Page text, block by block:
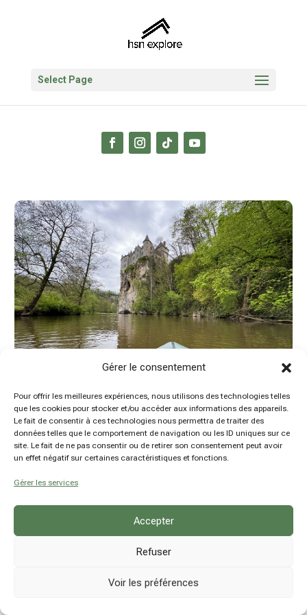
Gérer le consentement
Pour offrir les meilleures expériences, nous utilisons des technologies telles
que les cookies pour stocker et/ou accéder aux informations des appareils.
Le fait de consentir à ces technologies nous permettra de traiter des
données telles que le comportement de navigation ou les ID uniques sur ce
site. Le fait de ne pas consentir ou de retirer son consentement peut avoir
un effet négatif sur certaines caractéristiques et fonctions.
Gérer les services
Accepter
Refuser
Voir les préférences
Select Page
Packraft sur la Lesse de Furfooz à Anseremme
byDamien Hansen|29 Avr 2024|Articles à la une,
© hsn explore - Damien Hansen - BE0780914237